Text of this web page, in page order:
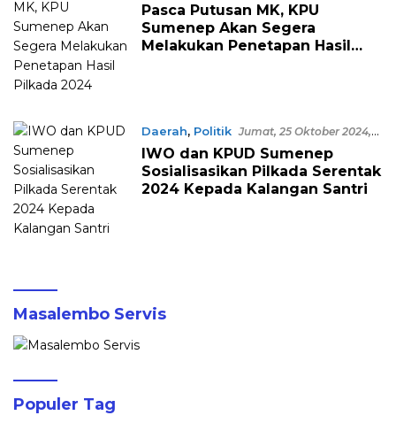
13:06 WITA
Pasca Putusan MK, KPU
Sumenep Akan Segera
Melakukan Penetapan Hasil
Daerah, Politik Jumat, 25 Oktober 2024,
14:22 WITA
IWO dan KPUD Sumenep
Sosialisasikan Pilkada Serentak
2024 Kepada Kalangan Santri
Masalembo Servis
Populer Tag